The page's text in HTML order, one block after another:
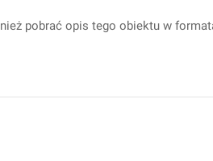
pobrać opis tego obiektu w